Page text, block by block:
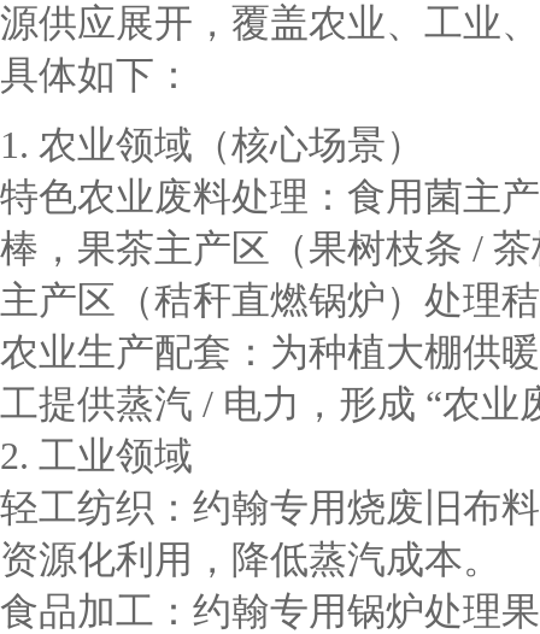
源供应展开，覆盖农业、工业
具体如下：
1. 农业领域（核心场景）
特色农业废料处理：食用菌主
棒，果茶主产区（果树枝条 /
主产区（秸秆直燃锅炉）处理
农业生产配套：为种植大棚供
工提供蒸汽 / 电力，形成 “农业
2. 工业领域
轻工纺织：约翰专用烧废旧布
资源化利用，降低蒸汽成本。
食品加工：约翰专用锅炉处理